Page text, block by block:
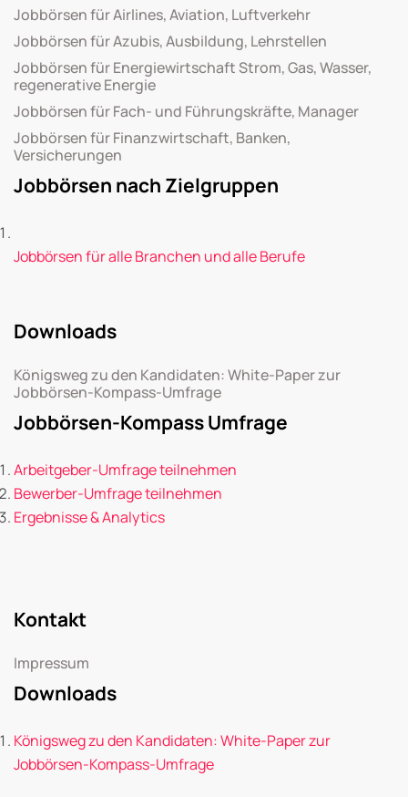
Jobbörsen für Airlines, Aviation, Luftverkehr
Jobbörsen für Azubis, Ausbildung, Lehrstellen
Jobbörsen für Energiewirtschaft Strom, Gas, Wasser,
regenerative Energie
Jobbörsen für Fach- und Führungskräfte, Manager
Jobbörsen für Finanzwirtschaft, Banken,
Versicherungen
Jobbörsen nach Zielgruppen
Jobbörsen für alle Branchen und alle Berufe
Downloads
Königsweg zu den Kandidaten: White-Paper zur
Jobbörsen-Kompass-Umfrage
Jobbörsen-Kompass Umfrage
Arbeitgeber-Umfrage teilnehmen
Bewerber-Umfrage teilnehmen
Ergebnisse & Analytics
Kontakt
Impressum
Downloads
Königsweg zu den Kandidaten: White-Paper zur
Jobbörsen-Kompass-Umfrage